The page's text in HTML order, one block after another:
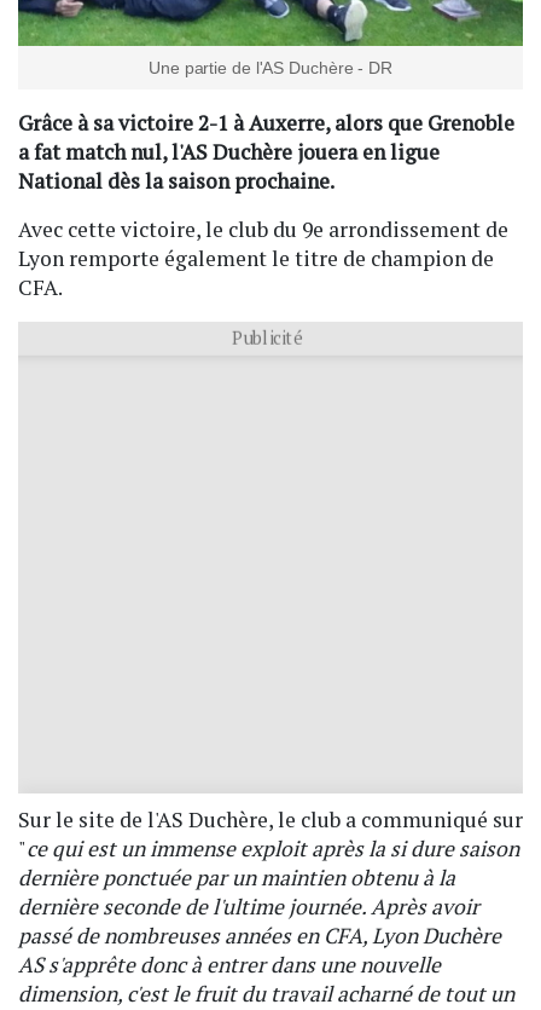
Une partie de l'AS Duchère - DR
Grâce à sa victoire 2-1 à Auxerre, alors que Grenoble
a fat match nul, l'AS Duchère jouera en ligue
National dès la saison prochaine.
Avec cette victoire, le club du 9e arrondissement de
Lyon remporte également le titre de champion de
CFA.
Publicité
Sur le site de l'AS Duchère, le club a communiqué sur
"ce qui est un immense exploit après la si dure saison
dernière ponctuée par un maintien obtenu à la
dernière seconde de l'ultime journée. Après avoir
passé de nombreuses années en CFA, Lyon Duchère
AS s'apprête donc à entrer dans une nouvelle
dimension, c'est le fruit du travail acharné de tout un